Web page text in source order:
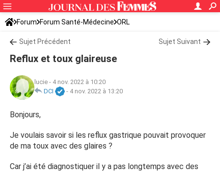
Forum Forum Santé-Médecine ORL
Sujet Précédent Sujet Suivant
Reflux et toux glaireuse
lucie - 4 nov. 2022 à 10:20
DCI
- 4 nov. 2022 à 13:20
Bonjours,
Je voulais savoir si les reflux gastrique pouvait provoquer
de ma toux avec des glaires ?
Car j’ai été diagnostiquer il y a pas longtemps avec des